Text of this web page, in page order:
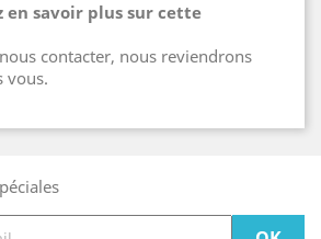
en savoir plus sur cette
contacter, nous reviendrons
vous.